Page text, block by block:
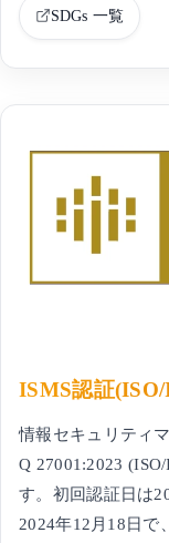
SDGs 一覧
ISMS認証
情報セキュリティ
Q 27001:2023
す。初回認証日は
2024年12月18日で